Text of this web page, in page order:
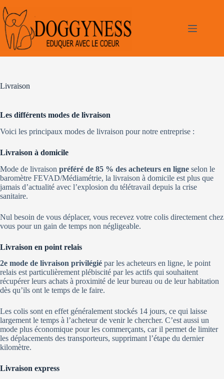
au
contenu
Livraison
Les différents modes de livraison
Voici les principaux modes de livraison pour notre entreprise :
Livraison à domicile
Mode de livraison préféré de 85 % des acheteurs en ligne selon le
baromètre FEVAD/Médiamétrie, la livraison à domicile est plus que
jamais d’actualité avec l’explosion du télétravail depuis la crise
sanitaire.
Nul besoin de vous déplacer, vous recevez votre colis directement chez
vous pour un gain de temps non négligeable.
Livraison en point relais
2e mode de livraison privilégié par les acheteurs en ligne, le point
relais est particulièrement plébiscité par les actifs qui souhaitent
récupérer leurs achats à proximité de leur bureau ou de leur habitation
dès qu’ils ont le temps de le faire.
Les colis sont en effet généralement stockés 14 jours, ce qui laisse
largement le temps à l’acheteur de venir le chercher. C’est aussi un
mode plus économique pour les commerçants, car il permet de limiter
les déplacements des transporteurs, supprimant l’étape du dernier
kilomètre.
Livraison express